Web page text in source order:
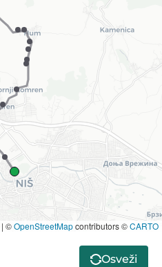
| ©OpenStreetMapcontributors ©CARTO
Osveži